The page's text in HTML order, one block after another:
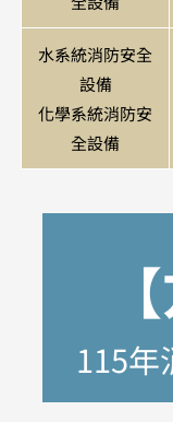
水系統消防安全
設備
化學系統消防安
全設備
115年